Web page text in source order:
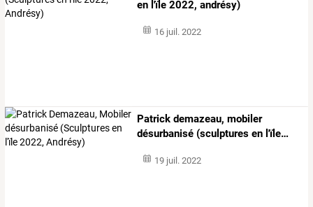
en l'ïle 2022, andrésy)
16 juil. 2022
Patrick demazeau, mobiler
désurbanisé (sculptures en l'ïle…
19 juil. 2022